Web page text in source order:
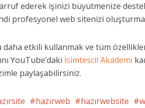
ederek işinizi büyütmenize
profesyonel web sitenizi
daha etkili kullanmak ve tüm
YouTube’daki İsimtescil Akademi
paylaşabilirsiniz.
hazırweb hazırwebsite